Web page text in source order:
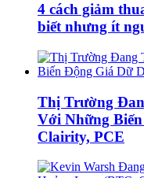
4 cách giảm
biết nhưng ít
Thị Trường
Với Những
Clairity, PCE